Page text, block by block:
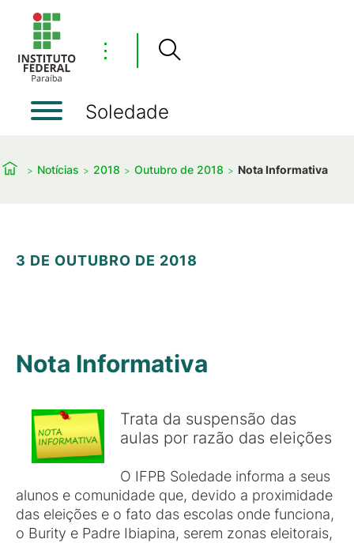
⋮
Soledade
Notícias 2018 Outubro de 2018 Nota Informativa
3 DE OUTUBRO DE 2018
Nota Informativa
Trata da suspensão das
aulas por razão das eleições
O IFPB Soledade informa a seus
alunos e comunidade que, devido a proximidade
das eleições e o fato das escolas onde funciona,
o Burity e Padre Ibiapina, serem zonas eleitorais,